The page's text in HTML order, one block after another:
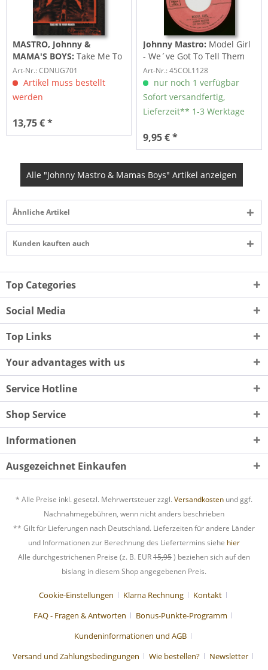
MASTRO, Johnny &
MAMA'S BOYS: Take Me To
Your Maker
Art-Nr.: CDNUG701
Artikel muss bestellt
werden
13,75 € *
Johnny Mastro: Model Girl
- We´ve Got To Tell Them
(7inch, 45rpm)
Art-Nr.: 45COL1128
nur noch 1 verfügbar
Sofort versandfertig,
Lieferzeit** 1-3 Werktage
9,95 € *
Alle "Johnny Mastro & Mamas Boys" Artikel anzeigen
Ähnliche Artikel
Kunden kauften auch
Top Categories
Social Media
Top Links
Your advantages with us
Service Hotline
Shop Service
Informationen
Ausgezeichnet Einkaufen
* Alle Preise inkl. gesetzl. Mehrwertsteuer zzgl. Versandkosten und ggf.
Nachnahmegebühren, wenn nicht anders beschrieben
** Gilt für Lieferungen nach Deutschland. Lieferzeiten für andere Länder
und Informationen zur Berechnung des Liefertermins siehe hier
Alle durchgestrichenen Preise (z. B. EUR15,95) beziehen sich auf den
bislang in diesem Shop angegebenen Preis.
Cookie-Einstellungen Klarna Rechnung
Kontakt
FAQ - Fragen & Antworten
Bonus-Punkte-Programm
Kundeninformationen und AGB
Versand und Zahlungsbedingungen
Wie bestellen? Newsletter